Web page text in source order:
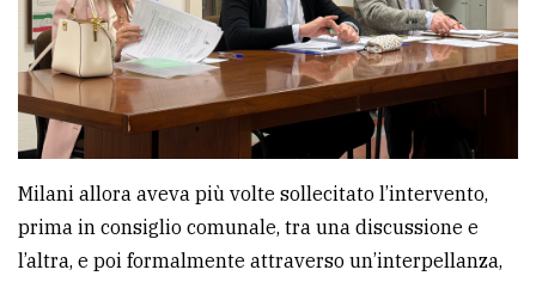
Milani allora aveva più volte sollecitato l’intervento,
prima in consiglio comunale, tra una discussione e
l’altra, e poi formalmente attraverso un’interpellanza,